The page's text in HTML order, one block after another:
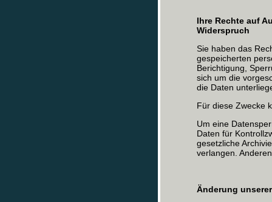
Ihre Rechte auf
Widerspruch
Sie haben das
gespeicherten
Berichtigung,
sich um die
die Daten
Für diese Zwecke
Um eine
Daten für
gesetzliche
verlangen.
Änderung